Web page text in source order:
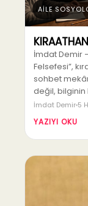
AİLE
İmdat Demir
Felsefesi”,
sohbet
değil,
İmdat Demir 5
YAZIYI OKU